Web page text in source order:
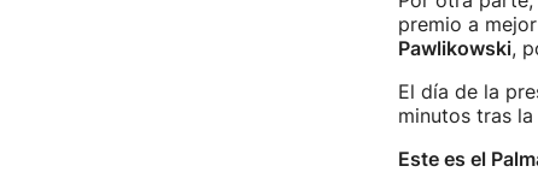
premio a
Pawlikowski,
El día de la
minutos tras la
Este es el